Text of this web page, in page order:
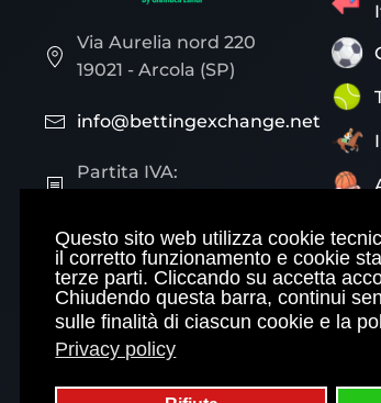
Questo sito web utilizza cookie
il corretto funzionamento e cookie
terze parti. Cliccando su accetta
Chiudendo questa barra, continui
sulle finalità di ciascun cookie e la
Privacy policy
Via Aurelia nord 220
19021 - Arcola (SP)
info@bettingexchange.net
Partita IVA:
Sito ufficiale del marchio registrato
metodologie e strategie inserite
portale conta più di 1000 articoli
© Copyright 2004 - 2026